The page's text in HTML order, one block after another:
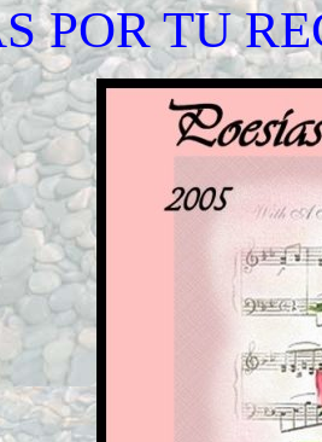
POR TU